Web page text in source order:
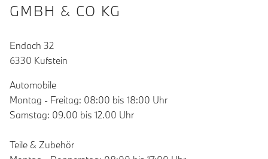
GMBH & CO KG
Endach 32
6330 Kufstein
Automobile
Montag - Freitag: 08:00 bis 18:00 Uhr
Samstag: 09.00 bis 12.00 Uhr
Teile & Zubehör